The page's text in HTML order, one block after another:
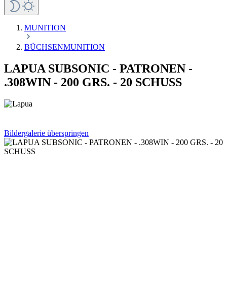
MUNITION
BÜCHSENMUNITION
LAPUA SUBSONIC - PATRONEN -
.308WIN - 200 GRS. - 20 SCHUSS
Bildergalerie überspringen